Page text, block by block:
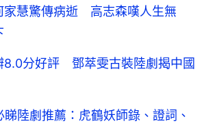
家慧驚傳病逝 高志森嘆人生無
8.0分好評 鄧萃雯古裝陸劇揭中國
陸劇推薦：虎鶴妖師錄、證詞、